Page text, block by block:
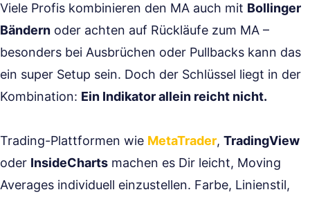
Viele Profis kombinieren den MA auch mit Bollinger
Bändern oder achten auf Rückläufe zum MA –
besonders bei Ausbrüchen oder Pullbacks kann das
ein super Setup sein. Doch der Schlüssel liegt in der
Kombination: Ein Indikator allein reicht nicht.
Trading-Plattformen wie MetaTrader, TradingView
oder InsideCharts machen es Dir leicht, Moving
Averages individuell einzustellen. Farbe, Linienstil,